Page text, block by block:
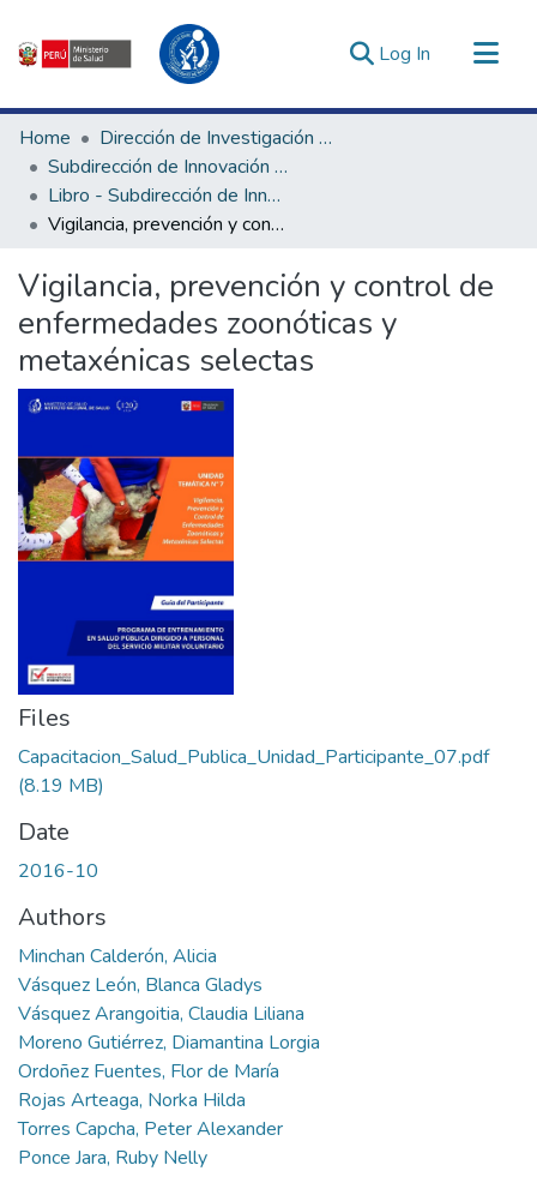
Log In (current)
Communities & Collections
All of DSpace
Statistics
Estadísticas Externas
Enlaces de interés ▾
Home
Dirección de Investigación e Innovación en Salud
Subdirección de Innovación en Salud
Libro - Subdirección de Innovación en Salud
Vigilancia, prevención y control de enfermedades zoonóticas y metaxénicas selectas
Vigilancia, prevención y control de
enfermedades zoonóticas y
metaxénicas selectas
Files
Capacitacion_Salud_Publica_Unidad_Participante_07.pdf
(8.19 MB)
Date
2016-10
Authors
Minchan Calderón, Alicia
Vásquez León, Blanca Gladys
Vásquez Arangoitia, Claudia Liliana
Moreno Gutiérrez, Diamantina Lorgia
Ordoñez Fuentes, Flor de María
Rojas Arteaga, Norka Hilda
Torres Capcha, Peter Alexander
Ponce Jara, Ruby Nelly